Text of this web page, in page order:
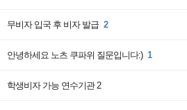
무비자 입국 후 비자 발급 2
안녕하세요 노츠 쿠파위 질문입니다:) 1
학생비자 가능 연수기관 2